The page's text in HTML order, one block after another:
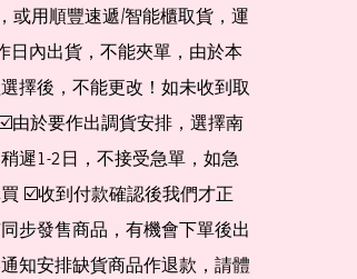
或用順豐速遞/智能櫃取貨，運
日內出貨，不能夾單，由於本
擇後，不能更改！如未收到取
由於要作出調貨安排，選擇南
遲1-2日，不接受急單，如急
☑️收到付款確認後我們才正
步發售商品，有機會下單後出
知安排缺貨商品作退款，請體